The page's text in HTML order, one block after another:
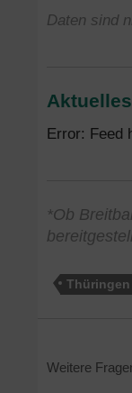
Daten sind
Aktuelles
Error: Feed
*Ob
Thüringen
Weitere